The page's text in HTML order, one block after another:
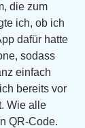
die zum
ich, ob ich
dafür hatte
sodass
einfach
bereits vor
Wie alle
QR-Code.